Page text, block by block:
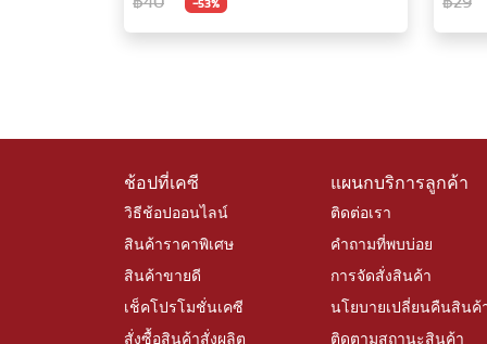
-53%
ช้อปที่เคซี
วิธีช้อปออนไลน์
สินค้าราคาพิเศษ
สินค้าขายดี
เช็คโปรโมชั่นเคซี
สั่งซื้อสินค้าสั่งผลิต
แผนกบริการลูกค้า
ติดต่อเรา
คำถามที่พบบ่อย
การจัดสั่งสินค้า
นโยบายเปลี่ยนคืนสินค้
ติดตามสถานะสินค้า